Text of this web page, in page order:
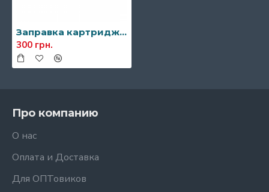
Заправка картриджа Xerox 106R02308/106R02310
300 грн.
Про компанию
О нас
Оплата и Доставка
Для ОПТовиков